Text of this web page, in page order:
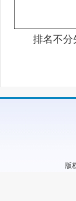
排名不分
版